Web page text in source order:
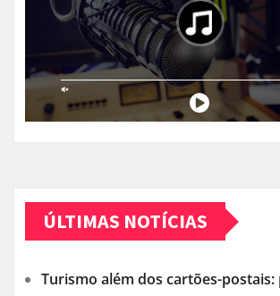
ÚLTIMAS NOTÍCIAS
Turismo além dos cartões-